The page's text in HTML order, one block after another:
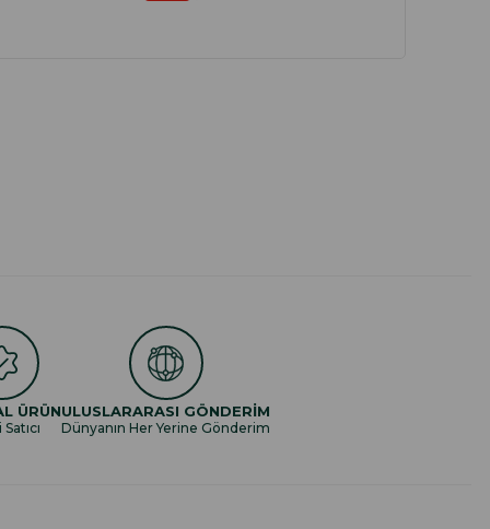
ÜRÜNULUSLARARASI GÖNDERİM
Dünyanın Her Yerine Gönderim